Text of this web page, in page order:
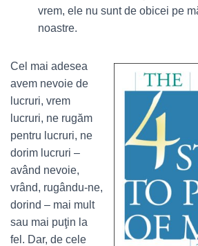
vrem, ele nu sunt de obicei pe
noastre.
Cel mai adesea
avem nevoie de
lucruri, vrem
lucruri, ne rugăm
pentru lucruri, ne
dorim lucruri –
având nevoie,
vrând, rugându-ne,
dorind – mai mult
sau mai puţin la
fel. Dar, de cele